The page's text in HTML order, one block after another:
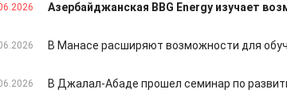
Азербайджанская BBG Energy изучает
В Манасе расширяют возможности для
В Джалал-Абаде прошел семинар по